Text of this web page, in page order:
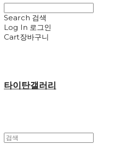
Search 검색
Log In 로그인
Cart장바구니
타이탄갤러리